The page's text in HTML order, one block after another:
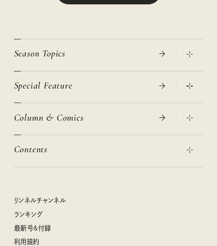
Season Topics
真夏のひんやりグッズ 2026
ニトリ・イケア・無印良品で賢くおしゃれなインテリア
絶品、お餅レシピ大集合！
クラフトビール案内
母の日に贈りたい、お花モチーフのアイテム
Special Feature
2026年春夏 トレンドファッションニュース
女子旅おすすめスポット 暮らすように心地いいリンネル旅ガイ
リンネル 暮らしの道具大賞
ナチュラルメイクレッスン
喜ばれる贈り物手帖
Column & Comics
ぐれいさん
空想喫茶トラノコクさんのあの店この店、喫茶訪問日記
圷みほさんのゆるっと週末キャンプ通信
Contents
リンネル暮らし部
リンネルチャンネル
おぱんつ君のわくわく楽しい一週間占い
毎日が心地よくなるリンネルタロット
リンネルチャンネル
ランキング
最新号&付録
利用規約